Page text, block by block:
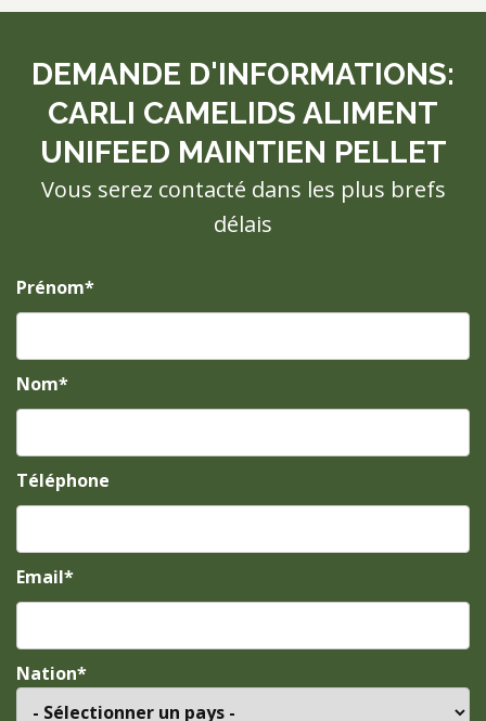
DEMANDE D'INFORMATIONS:
CARLI CAMELIDS ALIMENT
UNIFEED MAINTIEN PELLET
Vous serez contacté dans les plus brefs
délais
Prénom*
Nom*
Téléphone
Email*
Nation*